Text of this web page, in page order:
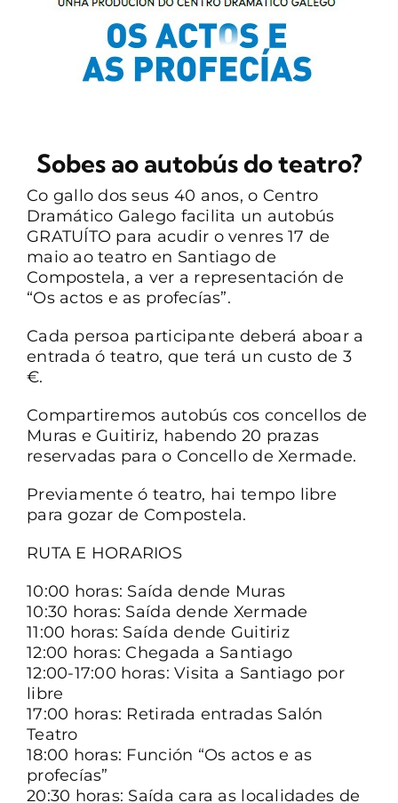
Sobes ao autobús do teatro?
Co gallo dos seus 40 anos, o Centro
Dramático Galego facilita un autobús
GRATUÍTO para acudir o venres 17 de
maio ao teatro en Santiago de
Compostela, a ver a representación de
“Os actos e as profecías”.
Cada persoa participante deberá aboar a
entrada ó teatro, que terá un custo de 3
€.
Compartiremos autobús cos concellos de
Muras e Guitiriz, habendo 20 prazas
reservadas para o Concello de Xermade.
Previamente ó teatro, hai tempo libre
para gozar de Compostela.
RUTA E HORARIOS
10:00 horas: Saída dende Muras
10:30 horas: Saída dende Xermade
11:00 horas: Saída dende Guitiriz
12:00 horas: Chegada a Santiago
12:00-17:00 horas: Visita a Santiago por
libre
17:00 horas: Retirada entradas Salón
Teatro
18:00 horas: Función “Os actos e as
profecías”
20:30 horas: Saída cara as localidades de